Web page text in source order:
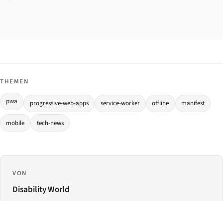
THEMEN
pwa progressive-web-apps service-worker offline manifest
mobile tech-news
VON
Disability World